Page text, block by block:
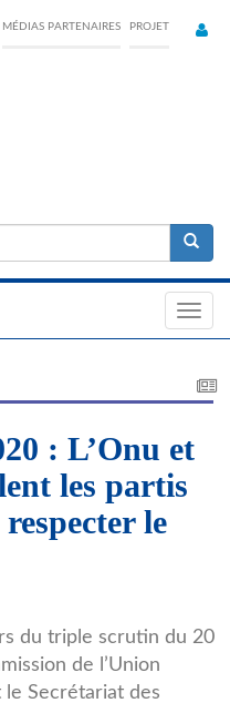
MÉDIAS PARTENAIRES PROJET
: L’Onu et
les partis
le
du triple scrutin du 20
de l’Union
Secrétariat des